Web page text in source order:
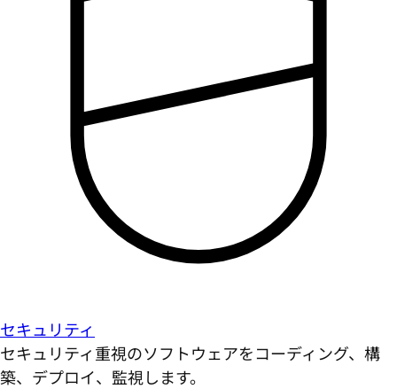
セキュリティ
セキュリティ重視のソフトウェアをコーディング、構
築、デプロイ、監視します。